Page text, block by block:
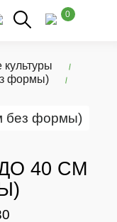
0
формы)
40 СМ